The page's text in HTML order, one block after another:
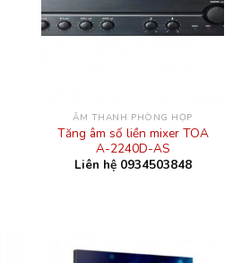
ÂM THANH PHÒNG HỌP
Tăng âm số liền mixer TOA
A-2240D-AS
Liên hệ 0934503848